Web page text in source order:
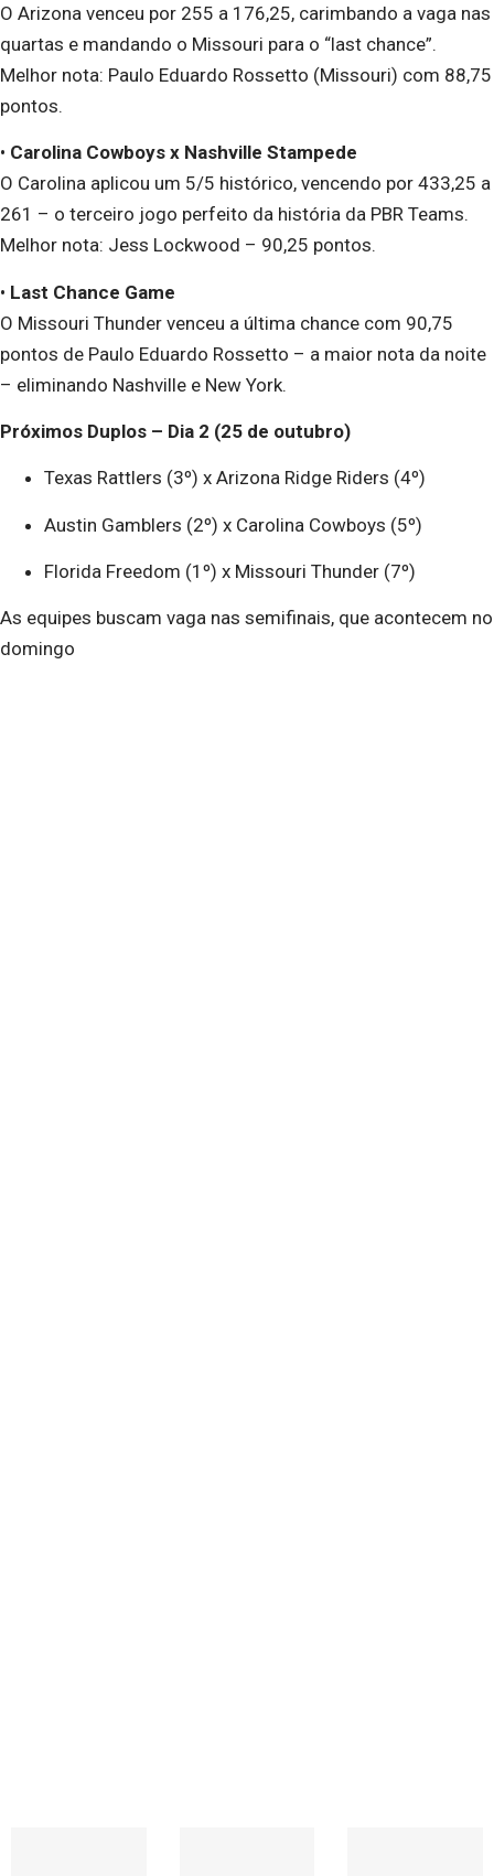
O Arizona venceu por 255 a 176,25, carimbando a vaga nas
quartas e mandando o Missouri para o “last chance”.
Melhor nota: Paulo Eduardo Rossetto (Missouri) com 88,75
pontos.
• Carolina Cowboys x Nashville Stampede
O Carolina aplicou um 5/5 histórico, vencendo por 433,25 a
261 – o terceiro jogo perfeito da história da PBR Teams.
Melhor nota: Jess Lockwood – 90,25 pontos.
• Last Chance Game
O Missouri Thunder venceu a última chance com 90,75
pontos de Paulo Eduardo Rossetto – a maior nota da noite
– eliminando Nashville e New York.
Próximos Duplos – Dia 2 (25 de outubro)
Texas Rattlers (3º) x Arizona Ridge Riders (4º)
Austin Gamblers (2º) x Carolina Cowboys (5º)
Florida Freedom (1º) x Missouri Thunder (7º)
As equipes buscam vaga nas semifinais, que acontecem no
domingo